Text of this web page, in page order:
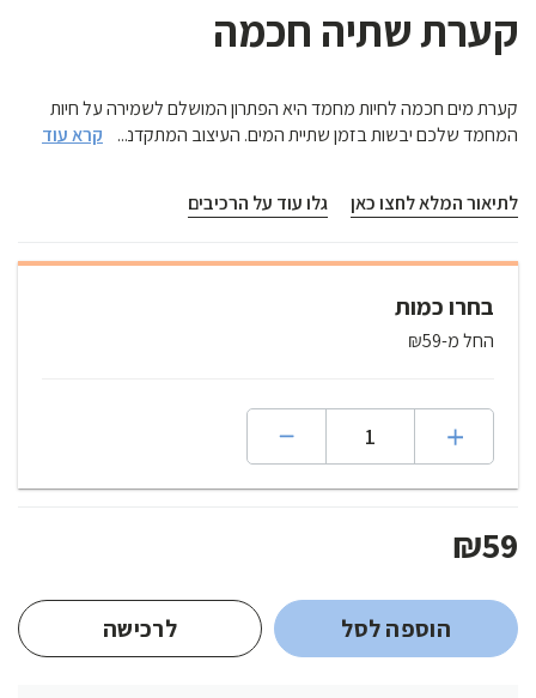
קערת שתיה חכמה
קערת מים חכמה לחיות מחמד היא הפתרון המושלם לשמירה על חיות
המחמד שלכם יבשות בזמן שתיית המים. העיצוב המתקדם של הקערה
... קרא עוד
לתיאור המלא לחצו כאן גלו עוד על הרכיבים
בחרו כמות
החל מ-₪59
₪59
הוספה לסל לרכישה